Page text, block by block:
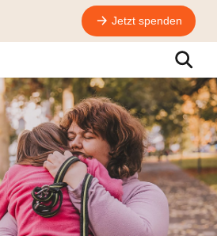
Jetzt spenden
Suche